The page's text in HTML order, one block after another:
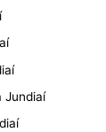
Jundiaí